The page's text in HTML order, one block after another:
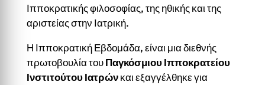
Ιπποκρατικής φιλοσοφίας, της ηθικής και της
αριστείας στην Ιατρική.
Η Ιπποκρατική Εβδομάδα, είναι μια διεθνής
πρωτοβουλία τουΠαγκόσμιου Ιπποκρατείου
Ινστιτούτου Ιατρώνκαι εξαγγέλθηκε για